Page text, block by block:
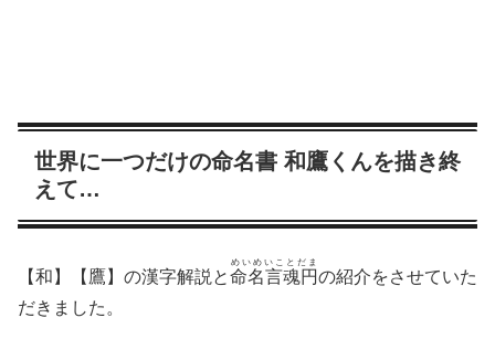
世界に一つだけの命名書 和鷹くんを描き終
えて…
【和】【鷹】の漢字解説と命名言魂円
めいめいことだま
の紹介をさせていた
だきました。